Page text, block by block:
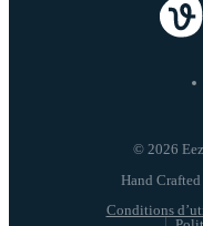
© 2026
Conditions